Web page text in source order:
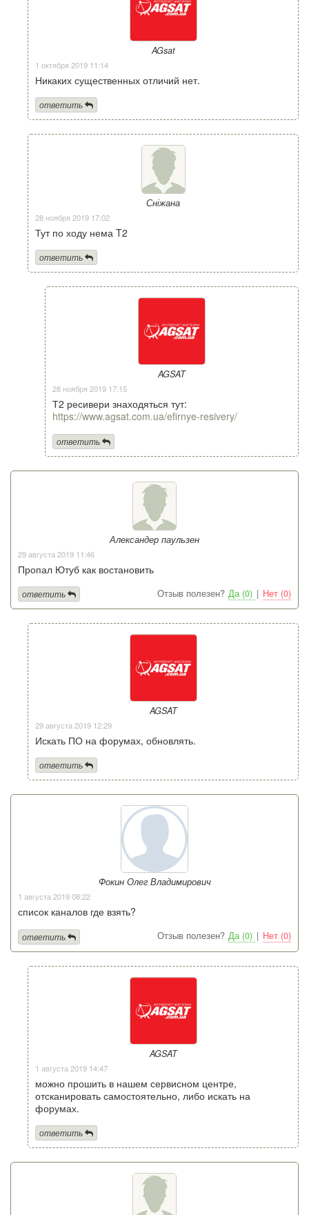
AGsat
1 октября 2019 11:14
Никаких существенных отличий нет.
ответить
Сніжана
28 ноября 2019 17:02
Тут по ходу нема T2
ответить
AGSAT
28 ноября 2019 17:15
Т2 ресивери знаходяться тут:
https://www.agsat.com.ua/efirnye-resivery/
ответить
Александер паульзен
29 августа 2019 11:46
Пропал Ютуб как востановить
Отзыв полезен? Да (0) | Нет (0)
ответить
AGSAT
29 августа 2019 12:29
Искать ПО на форумах, обновлять.
ответить
Фокин Олег Владимирович
1 августа 2019 08:22
список каналов где взять?
Отзыв полезен? Да (0) | Нет (0)
ответить
AGSAT
1 августа 2019 14:47
можно прошить в нашем сервисном центре,
отсканировать самостоятельно, либо искать на
форумах.
ответить